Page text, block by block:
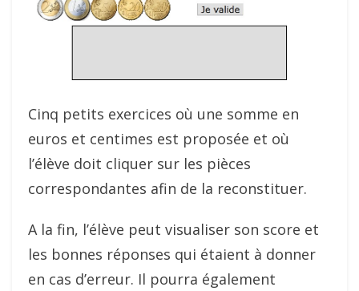
Cinq petits exercices où une somme en
euros et centimes est proposée et où
l’élève doit cliquer sur les pièces
correspondantes afin de la reconstituer.
A la fin, l’élève peut visualiser son score et
les bonnes réponses qui étaient à donner
en cas d’erreur. Il pourra également